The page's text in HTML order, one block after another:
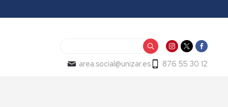
area.social@unizar.es 876 55 30 12